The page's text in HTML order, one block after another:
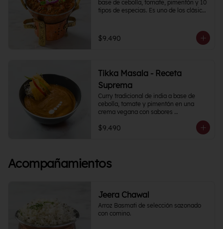
base de cebolla, tomate, pimentón y 10
tipos de especias. Es uno de los clásicos
favorita.
$9.490
Tikka Masala - Receta
Suprema
Curry tradicional de india a base de
cebolla, tomate y pimentón en una
crema vegana con sabores
semipicantes e intensos. Contiene más
de 12 especias.
$9.490
Acompañamientos
Jeera Chawal
Arroz Basmati de selección sazonado
con comino.